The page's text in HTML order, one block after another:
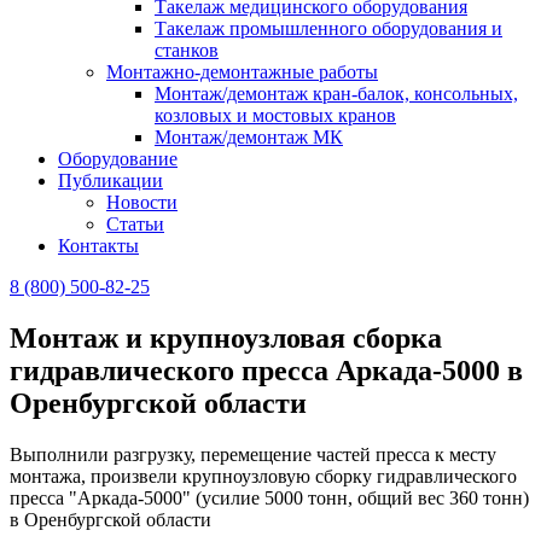
Такелаж медицинского оборудования
Такелаж промышленного оборудования и
станков
Монтажно-демонтажные работы
Монтаж/демонтаж кран-балок, консольных,
козловых и мостовых кранов
Монтаж/демонтаж МК
Оборудование
Публикации
Новости
Статьи
Контакты
8 (800) 500-82-25
Монтаж и крупноузловая сборка
гидравлического пресса Аркада-5000 в
Оренбургской области
Выполнили разгрузку, перемещение частей пресса к месту
монтажа, произвели крупноузловую сборку гидравлического
пресса "Аркада-5000" (усилие 5000 тонн, общий вес 360 тонн)
в Оренбургской области